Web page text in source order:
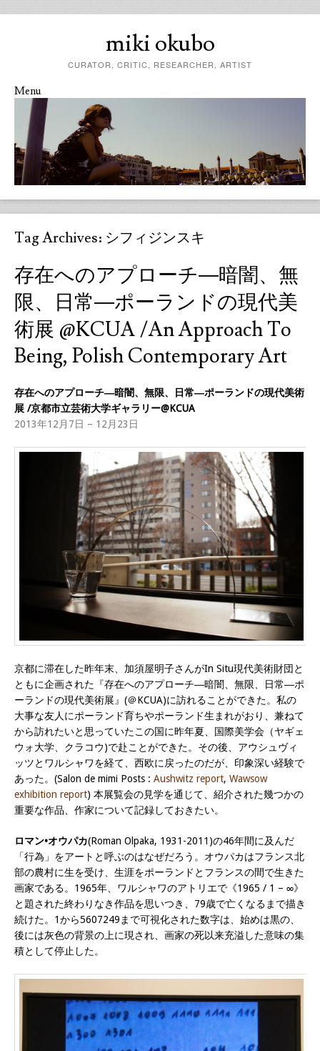
miki okubo
CURATOR, CRITIC, RESEARCHER, ARTIST
Menu
Skip to content
Tag Archives: シフィジンスキ
存在へのアプローチ―暗闇、無
限、日常―ポーランドの現代美
術展 @KCUA /An Approach To
Being, Polish Contemporary Art
存在へのアプローチ―暗闇、無限、日常―ポーランドの現代美術
展 /京都市立芸術大学ギャラリー@KCUA
2013年12月7日 – 12月23日
京都に滞在した昨年末、加須屋明子さんがIn Situ現代美術財団と
ともに企画された『存在へのアプローチ―暗闇、無限、日常―ポ
ーランドの現代美術展』(＠KCUA)に訪れることができた。私の
大事な友人にポーランド育ちやポーランド生まれがおり、兼ねて
から訪れたいと思っていたこの国に昨年夏、国際美学会（ヤギェ
ウォ大学、クラコウ)で赴ことができた。その後、アウシュヴィ
ッツとワルシャワを経て、西欧に戻ったのだが、印象深い経験で
あった。(Salon de mimi Posts : Aushwitz report, Wawsow
exhibition report) 本展覧会の見学を通じて、紹介された幾つかの
重要な作品、作家について記録しておきたい。
ロマン•オウパカ(Roman Olpaka, 1931-2011)の46年間に及んだ
「行為」をアートと呼ぶのはなぜだろう。オウパカはフランス北
部の農村に生を受け、生涯をポーランドとフランスの間で生きた
画家である。1965年、ワルシャワのアトリエで《1965 / 1 – ∞》
と題された終わりなき作品を思いつき、79歳で亡くなるまで描き
続けた。1から5607249まで可視化された数字は、始めは黒の、
後には灰色の背景の上に現され、画家の死以来充溢した意味の集
積として停止した。